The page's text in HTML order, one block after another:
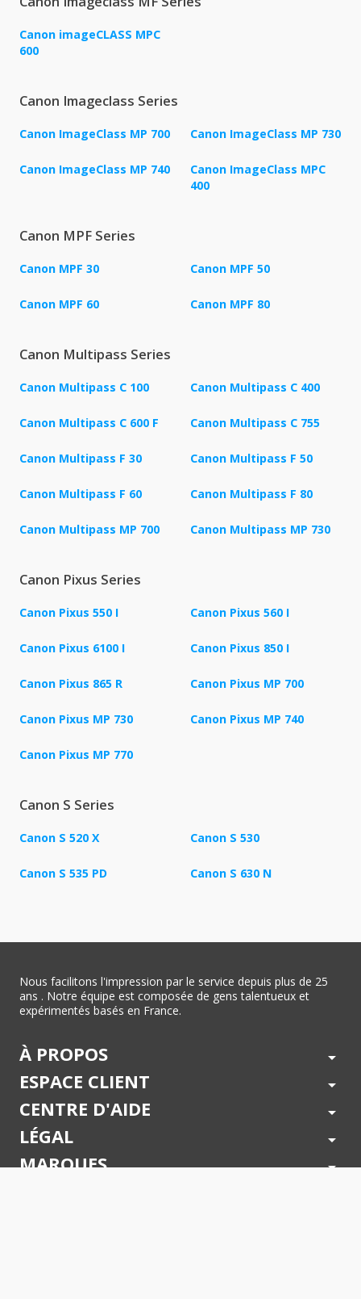
Canon imageCLASS MPC
600
Canon Imageclass Series
Canon ImageClass MP 700 Canon ImageClass MP 730
Canon ImageClass MP 740
Canon ImageClass MPC
400
Canon MPF Series
Canon MPF 30 Canon MPF 50
Canon MPF 60 Canon MPF 80
Canon Multipass Series
Canon Multipass C 100 Canon Multipass C 400
Canon Multipass C 600 F Canon Multipass C 755
Canon Multipass F 30 Canon Multipass F 50
Canon Multipass F 60 Canon Multipass F 80
Canon Multipass MP 700 Canon Multipass MP 730
Canon Pixus Series
Canon Pixus 550 I Canon Pixus 560 I
Canon Pixus 6100 I Canon Pixus 850 I
Canon Pixus 865 R Canon Pixus MP 700
Canon Pixus MP 730 Canon Pixus MP 740
Canon Pixus MP 770
Canon S Series
Canon S 520 X Canon S 530
Canon S 535 PD Canon S 630 N
Nous facilitons l'impression par le service depuis plus de 25
ans . Notre équipe est composée de gens talentueux et
expérimentés basés en France.
À PROPOS arrow_drop_down
ESPACE CLIENT arrow_drop_down
CENTRE D'AIDE arrow_drop_down
LÉGAL arrow_drop_down
MARQUES arrow_drop_down